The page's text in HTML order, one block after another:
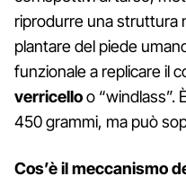
riprodurre una struttura
plantare del piede
funzionale a replicare il
verricelloo “windlass”.
450 grammi, ma può
Cos’è il meccanismo